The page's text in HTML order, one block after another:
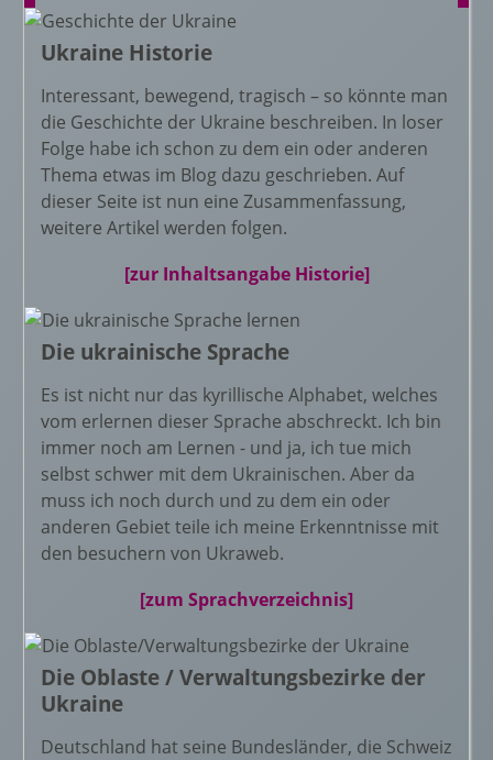
Ukraine Historie
Interessant, bewegend, tragisch – so könnte man
die Geschichte der Ukraine beschreiben. In loser
Folge habe ich schon zu dem ein oder anderen
Thema etwas im Blog dazu geschrieben. Auf
dieser Seite ist nun eine Zusammenfassung,
weitere Artikel werden folgen.
[zur Inhaltsangabe Historie]
Die ukrainische Sprache
Es ist nicht nur das kyrillische Alphabet, welches
vom erlernen dieser Sprache abschreckt. Ich bin
immer noch am Lernen - und ja, ich tue mich
selbst schwer mit dem Ukrainischen. Aber da
muss ich noch durch und zu dem ein oder
anderen Gebiet teile ich meine Erkenntnisse mit
den besuchern von Ukraweb.
[zum Sprachverzeichnis]
Die Oblaste / Verwaltungsbezirke der
Ukraine
Deutschland hat seine Bundesländer, die Schweiz